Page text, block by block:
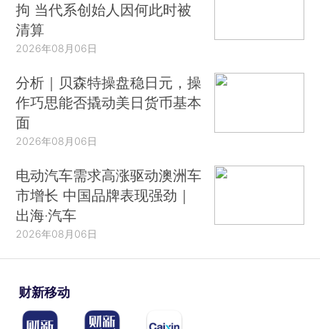
拘 当代系创始人因何此时被
清算
2026年08月06日
分析｜贝森特操盘稳日元，操
作巧思能否撬动美日货币基本
面
2026年08月06日
电动汽车需求高涨驱动澳洲车
市增长 中国品牌表现强劲｜
出海·汽车
2026年08月06日
财新移动